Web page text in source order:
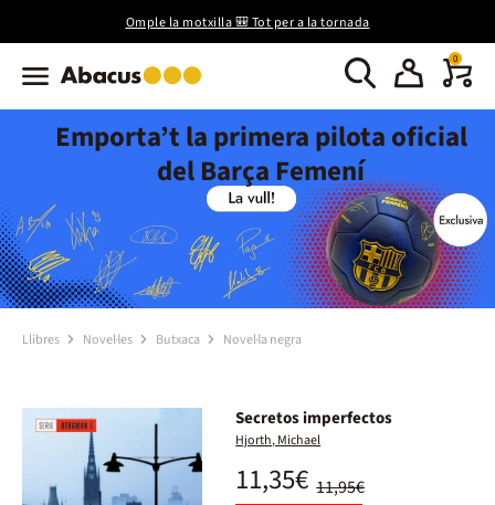
Omple la motxilla 🎒 Tot per a la tornada
0
Emporta’t la primera pilota oficial
del Barça Femení
Llibres Novel·les Butxaca Novel·la negra
Secretos imperfectos
Hjorth, Michael
11,95€
11,35€